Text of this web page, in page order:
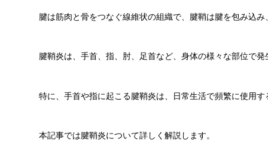
腱は筋肉と骨をつなぐ線維状の組織で、腱鞘は腱を包み込
腱鞘炎は、手首、指、肘、足首など、身体の様々な部位で
特に、手首や指に起こる腱鞘炎は、日常生活で頻繁に使用
本記事では腱鞘炎について詳しく解説します。